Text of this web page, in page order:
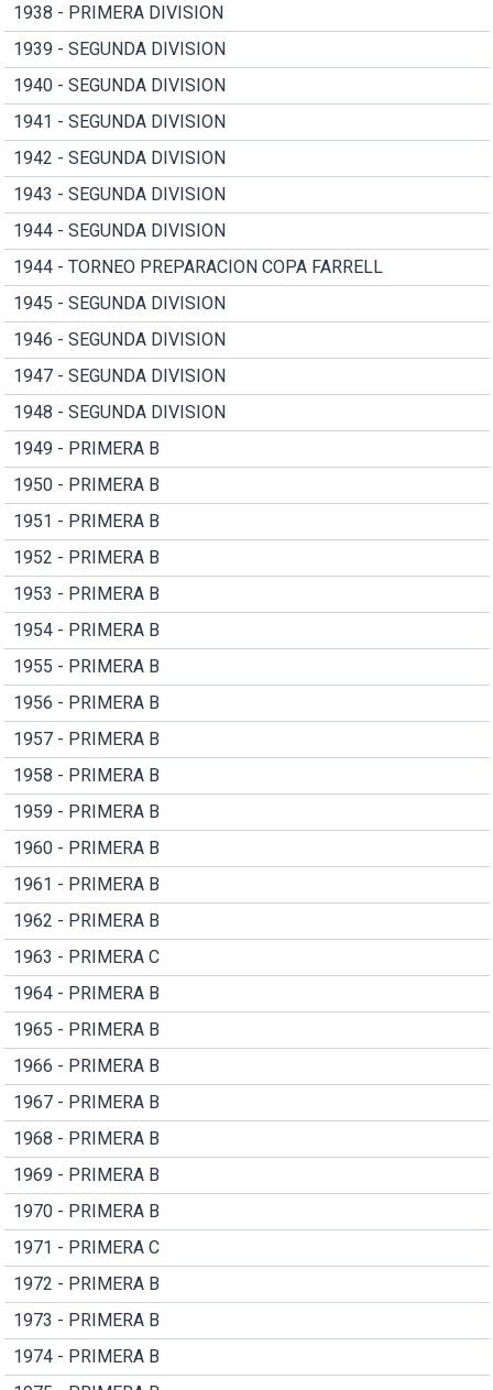
1938 - PRIMERA DIVISION
1939 - SEGUNDA DIVISION
1940 - SEGUNDA DIVISION
1941 - SEGUNDA DIVISION
1942 - SEGUNDA DIVISION
1943 - SEGUNDA DIVISION
1944 - SEGUNDA DIVISION
1944 - TORNEO PREPARACION COPA FARRELL
1945 - SEGUNDA DIVISION
1946 - SEGUNDA DIVISION
1947 - SEGUNDA DIVISION
1948 - SEGUNDA DIVISION
1949 - PRIMERA B
1950 - PRIMERA B
1951 - PRIMERA B
1952 - PRIMERA B
1953 - PRIMERA B
1954 - PRIMERA B
1955 - PRIMERA B
1956 - PRIMERA B
1957 - PRIMERA B
1958 - PRIMERA B
1959 - PRIMERA B
1960 - PRIMERA B
1961 - PRIMERA B
1962 - PRIMERA B
1963 - PRIMERA C
1964 - PRIMERA B
1965 - PRIMERA B
1966 - PRIMERA B
1967 - PRIMERA B
1968 - PRIMERA B
1969 - PRIMERA B
1970 - PRIMERA B
1971 - PRIMERA C
1972 - PRIMERA B
1973 - PRIMERA B
1974 - PRIMERA B